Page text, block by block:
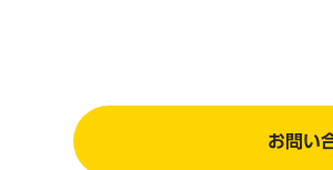
お問い